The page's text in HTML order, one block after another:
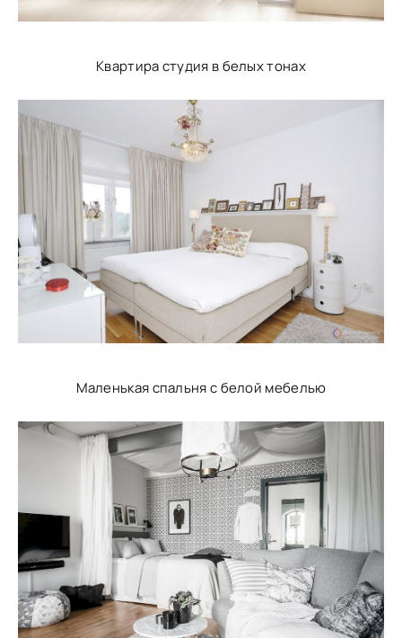
Квартира студия в белых тонах
Маленькая спальня с белой мебелью